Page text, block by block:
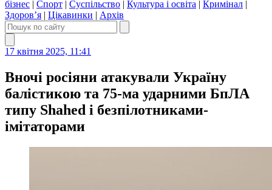
бізнес | Спорт | Суспільство | Культура і освіта | Кримінал |
Здоров’я | Цікавинки | Архів
17 квітня 2025, 11:41
Вночі росіяни атакували Україну
балістикою та 75-ма ударними БпЛА
типу Shahed і безпілотниками-
імітаторами